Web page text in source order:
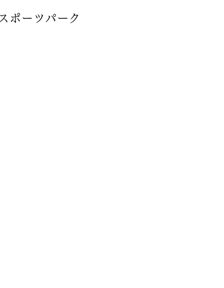
ポーツパーク